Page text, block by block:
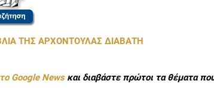
ΤΗΣ ΑΡΧΟΝΤΟΥΛΑΣ ΔΙΑΒΑΤΗ
Google Newsκαι διαβάστε πρώτοι τα θέματα